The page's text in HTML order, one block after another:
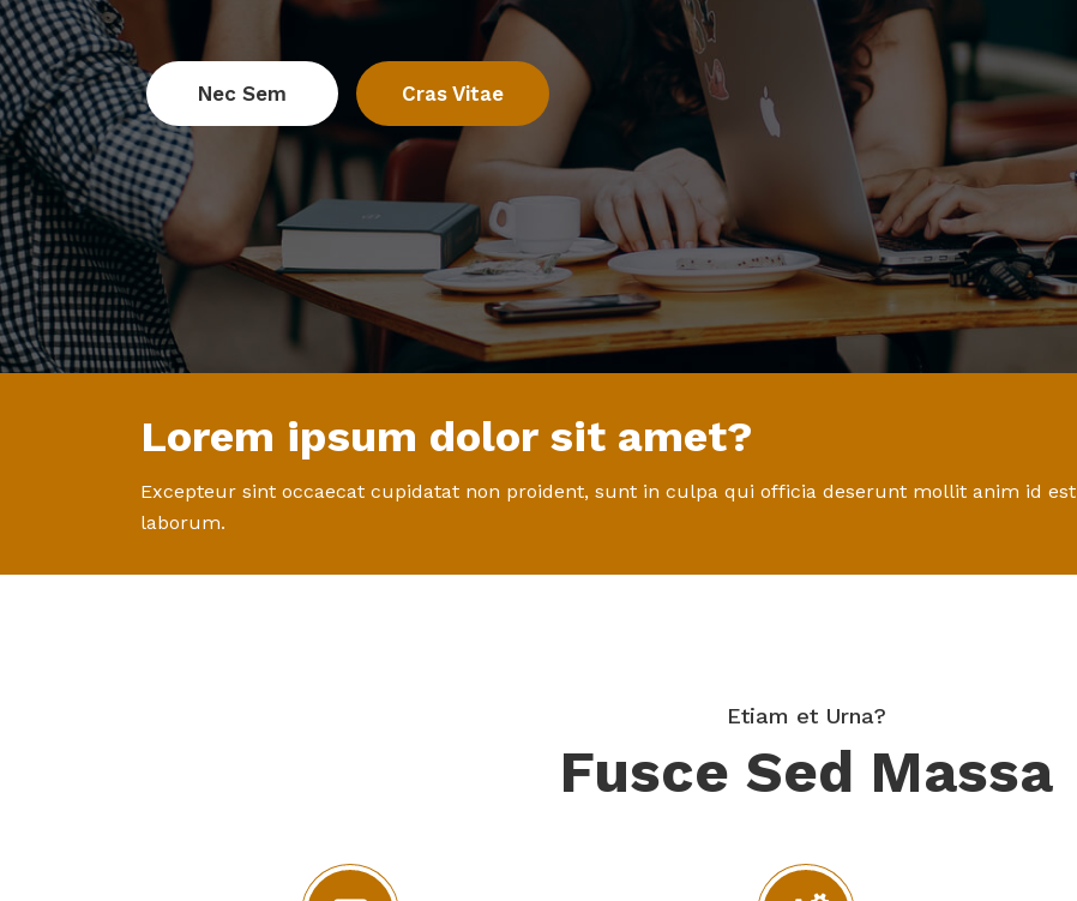
Nec Sem Cras Vitae
Lorem ipsum dolor sit amet?
Excepteur sint occaecat cupidatat non proident, sunt in culpa qui officia deserunt mollit anim id est
laborum.
Etiam et Urna?
Fusce Sed Massa